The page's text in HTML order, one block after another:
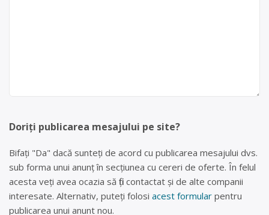
Doriți publicarea mesajului pe site?
Bifați "Da" dacă sunteți de acord cu publicarea mesajului dvs.
sub forma unui anunț în secțiunea cu cereri de oferte. În felul
acesta veți avea ocazia să fiți contactat și de alte companii
interesate. Alternativ, puteți folosi acest formular pentru
publicarea unui anunt nou.